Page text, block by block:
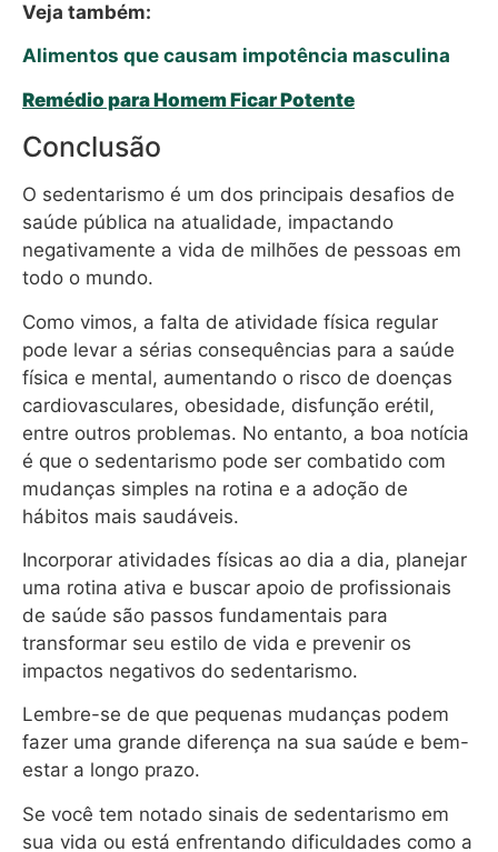
Veja também:
Alimentos que causam impotência masculina
Remédio para Homem Ficar Potente
Conclusão
O sedentarismo é um dos principais desafios de
saúde pública na atualidade, impactando
negativamente a vida de milhões de pessoas em
todo o mundo.
Como vimos, a falta de atividade física regular
pode levar a sérias consequências para a saúde
física e mental, aumentando o risco de doenças
cardiovasculares, obesidade, disfunção erétil,
entre outros problemas. No entanto, a boa notícia
é que o sedentarismo pode ser combatido com
mudanças simples na rotina e a adoção de
hábitos mais saudáveis.
Incorporar atividades físicas ao dia a dia, planejar
uma rotina ativa e buscar apoio de profissionais
de saúde são passos fundamentais para
transformar seu estilo de vida e prevenir os
impactos negativos do sedentarismo.
Lembre-se de que pequenas mudanças podem
fazer uma grande diferença na sua saúde e bem-
estar a longo prazo.
Se você tem notado sinais de sedentarismo em
sua vida ou está enfrentando dificuldades como a